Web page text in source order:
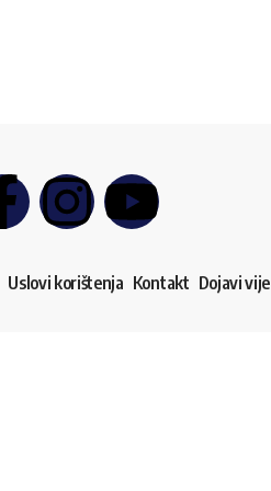
Uslovi korištenja Kontakt Dojavi